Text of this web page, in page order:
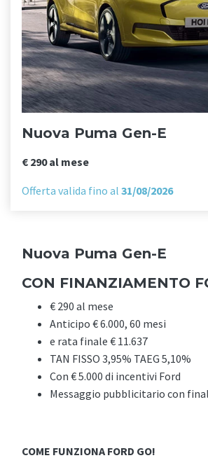
Nuova Puma Gen-E
€ 290 al mese
Offerta valida fino al 31/08/2026
Nuova Puma Gen-E
CON FINANZIAMENTO
€ 290 al mese
Anticipo € 6.000, 60 mesi
e rata finale € 11.637
TAN FISSO 3,95% TAEG 5,10%
Con € 5.000 di incentivi Ford
Messaggio pubblicitario con
COME FUNZIONA FORD GO!